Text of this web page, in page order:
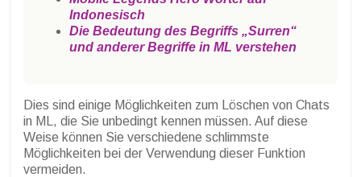
Indonesisch
Die Bedeutung des Begriffs „Surren“
und anderer Begriffe in ML verstehen
Dies sind einige Möglichkeiten zum Löschen von Chats
in ML, die Sie unbedingt kennen müssen. Auf diese
Weise können Sie verschiedene schlimmste
Möglichkeiten bei der Verwendung dieser Funktion
vermeiden.